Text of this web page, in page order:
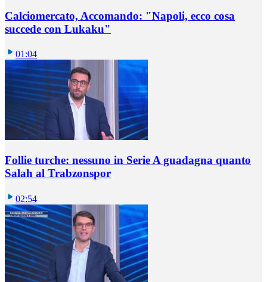
Calciomercato, Accomando: "Napoli, ecco cosa
succede con Lukaku"
01:04
Follie turche: nessuno in Serie A guadagna quanto
Salah al Trabzonspor
02:54